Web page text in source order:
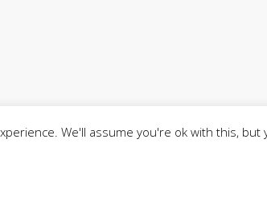
We'll assume you're ok with this, but